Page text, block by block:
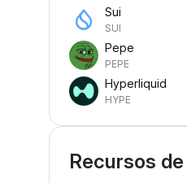
Sui
SUI
Pepe
PEPE
Hyperliquid
HYPE
Recursos